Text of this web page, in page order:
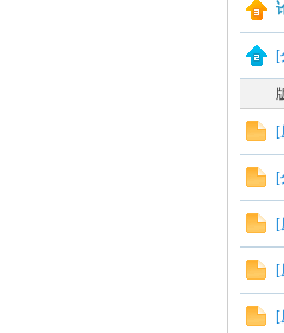
孩
[
[
[
[
[
[